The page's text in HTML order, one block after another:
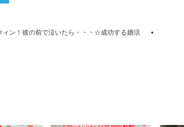
ィン！彼の前で泣いたら・・・☆成功する婚活